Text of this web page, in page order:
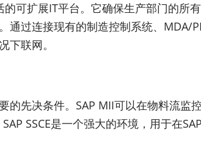
可扩展IT平台。它确保生产部门的所
过连接现有的制造控制系统、MDA/
下联网。
先决条件。SAP MII可以在物料流监
SSCE是一个强大的环境，用于在